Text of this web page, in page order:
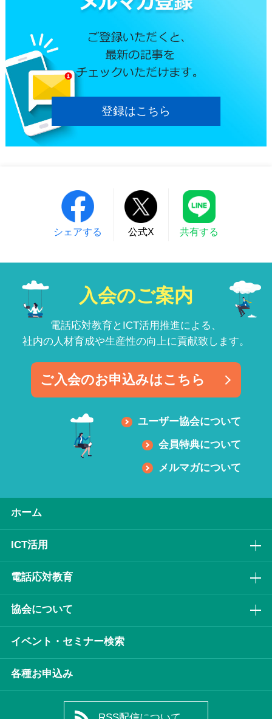
登録はこちら
シェアする 公式X 共有する
入会のご案内
電話応対教育とICT活用推進による、
社内の人材育成や生産性の向上に貢献致します。
ご入会のお申込みはこちら
ユーザー協会について
会員特典について
メルマガについて
ホーム
ICT活⽤
電話応対教育
協会について
イベント・セミナー検索
各種お申込み